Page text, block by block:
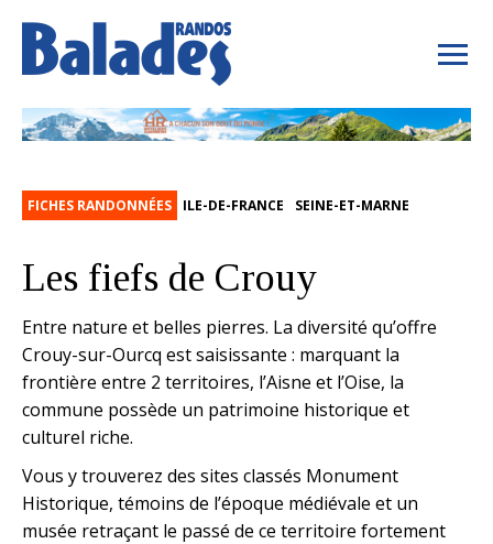
FICHES RANDONNÉES ILE-DE-FRANCE SEINE-ET-MARNE
Les fiefs de Crouy
Entre nature et belles pierres. La diversité qu’offre
Crouy-sur-Ourcq est saisissante : marquant la
frontière entre 2 territoires, l’Aisne et l’Oise, la
commune possède un patrimoine historique et
culturel riche.
Vous y trouverez des sites classés Monument
Historique, témoins de l’époque médiévale et un
musée retraçant le passé de ce territoire fortement